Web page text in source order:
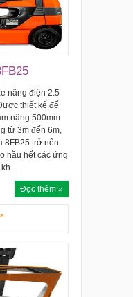
nâng điện 2.5
thiết kế để
nâng 500mm
từ 3m đến 6m,
8FB25 trở nên
hầu hết các ứng
kh…
Đọc thêm »